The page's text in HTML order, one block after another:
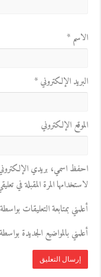
الاسم*
البريد الإلكتروني*
الموقع الإلكتروني
احفظ اسمي، بريدي
لاستخدامها المرة المقبلة في
أعلمني بمتابعة التعليقات
أعلمني بالمواضيع الجديدة